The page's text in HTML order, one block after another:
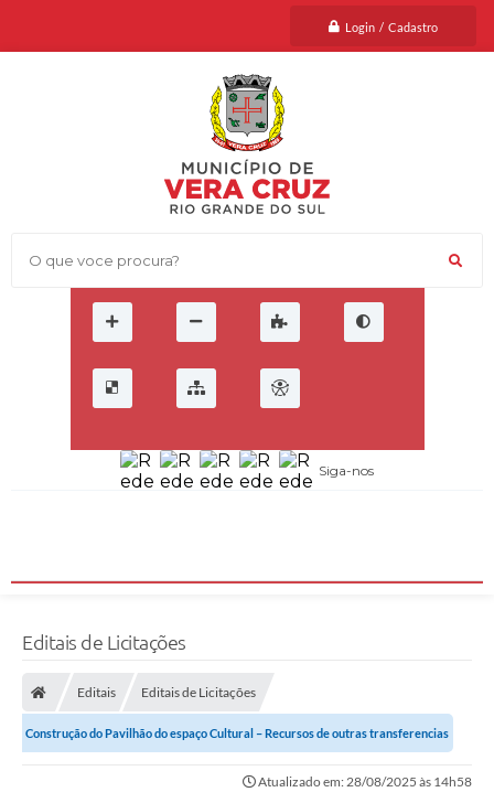
Login / Cadastro
O que voce procura?
Siga-nos
Editais de Licitações
Editais Editais de Licitações
Construção do Pavilhão do espaço Cultural – Recursos de outras transferencias
Atualizado em: 28/08/2025 às 14h58